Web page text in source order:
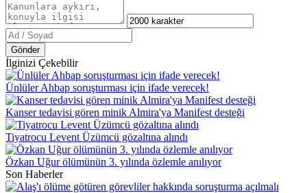
Gönder
İlginizi Çekebilir
Ünlüler Ahbap soruşturması için ifade verecek!
Kanser tedavisi gören minik Almira'ya Manifest desteği
Tiyatrocu Levent Üzümcü gözaltına alındı
Özkan Uğur ölümünün 3. yılında özlemle anılıyor
Son Haberler